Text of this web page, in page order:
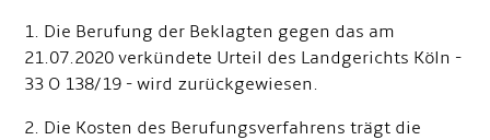
1. Die Berufung der Beklagten gegen das am
21.07.2020 verkündete Urteil des Landgerichts Köln -
33 O 138/19 - wird zurückgewiesen.
2. Die Kosten des Berufungsverfahrens trägt die